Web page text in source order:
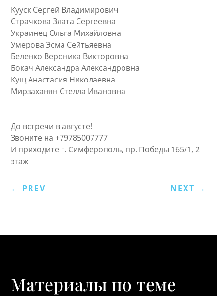
Кууск Сергей Владимирович
Страчкова Злата Сергеевна
Украинец Ольга Михайловна
Умерова Эсма Сейтьяевна
Беленко Вероника Викторовна
Бокач Александра Александровна
Кущ Анастасия Николаевна
Мирзаханян Стелла Ивановна
До встречи в августе!
Звоните на +79785007777
И приходите г. Симферополь, пр. Победы 165/1, 2
этаж
← PREV NEXT →
Материалы по теме